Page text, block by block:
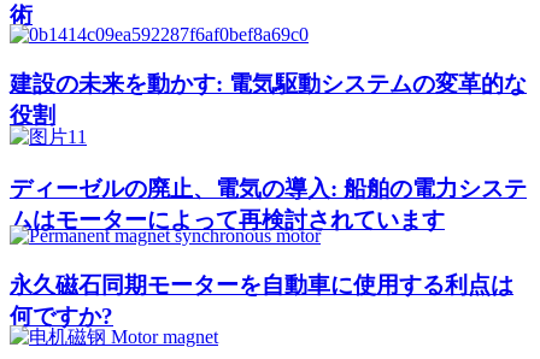
術
建設の未来を動かす: 電気駆動システムの変革的な
役割
ディーゼルの廃止、電気の導入: 船舶の電力システ
ムはモーターによって再検討されています
永久磁石同期モーターを自動車に使用する利点は
何ですか?